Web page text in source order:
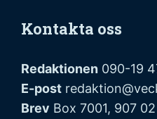
Kontakta oss
Redaktionen 090-19
E-post
Brev Box 7001, 907